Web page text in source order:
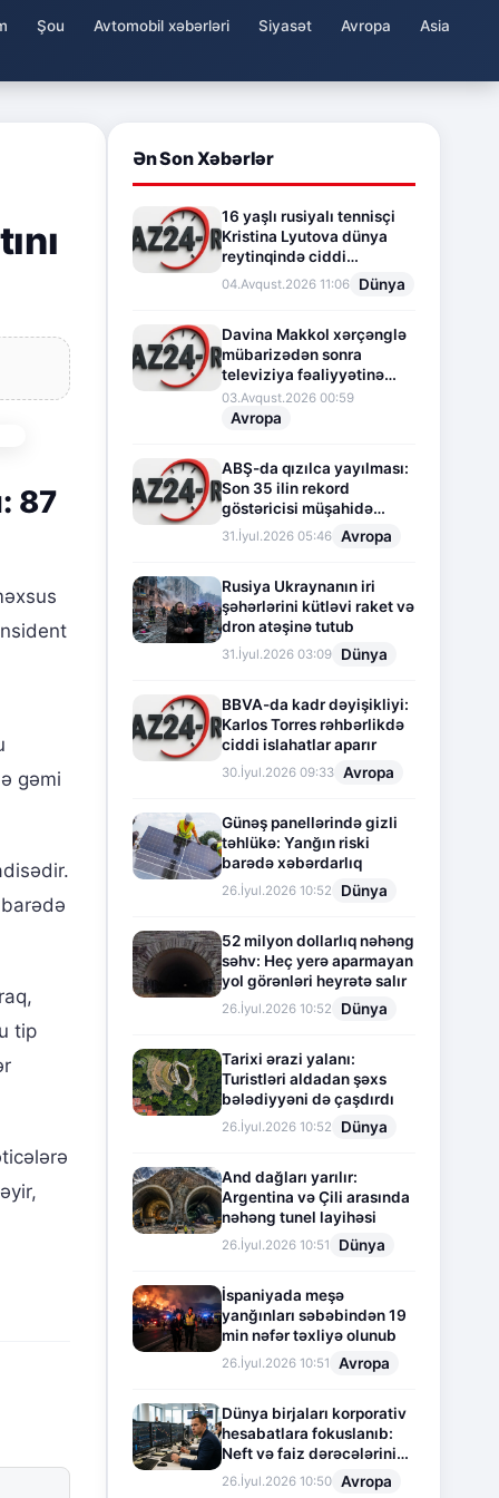
Şou Avtomobil xəbərləri Siyasət Avropa Asia
87
gəmi
tip
Ən Son Xəbərlər
16 yaşlı rusiyalı tennisçi
Kristina Lyutova dünya
reytinqində ciddi
irəliləyişə imza atdı
04.Avqust.2026 11:06 Dünya
Davina Makkol xərçənglə
mübarizədən sonra
televiziya fəaliyyətinə
fasilə verir
03.Avqust.2026 00:59
Avropa
ABŞ-da qızılca yayılması:
Son 35 ilin rekord
göstəricisi müşahidə
olunur
31.İyul.2026 05:46 Avropa
Rusiya Ukraynanın iri
şəhərlərini kütləvi raket və
dron atəşinə tutub
31.İyul.2026 03:09 Dünya
BBVA-da kadr dəyişikliyi:
Karlos Torres rəhbərlikdə
ciddi islahatlar aparır
30.İyul.2026 09:33 Avropa
Günəş panellərində gizli
təhlükə: Yanğın riski
barədə xəbərdarlıq
26.İyul.2026 10:52 Dünya
52 milyon dollarlıq nəhəng
səhv: Heç yerə aparmayan
yol görənləri heyrətə salır
26.İyul.2026 10:52 Dünya
Tarixi ərazi yalanı:
Turistləri aldadan şəxs
bələdiyyəni də çaşdırdı
26.İyul.2026 10:52 Dünya
And dağları yarılır:
Argentina və Çili arasında
nəhəng tunel layihəsi
26.İyul.2026 10:51 Dünya
İspaniyada meşə
yanğınları səbəbindən 19
min nəfər təxliyə olunub
26.İyul.2026 10:51 Avropa
Dünya birjaları korporativ
hesabatlara fokuslanıb:
Neft və faiz dərəcələrinin
təsiri altında cari vəziyyət
26.İyul.2026 10:50 Avropa